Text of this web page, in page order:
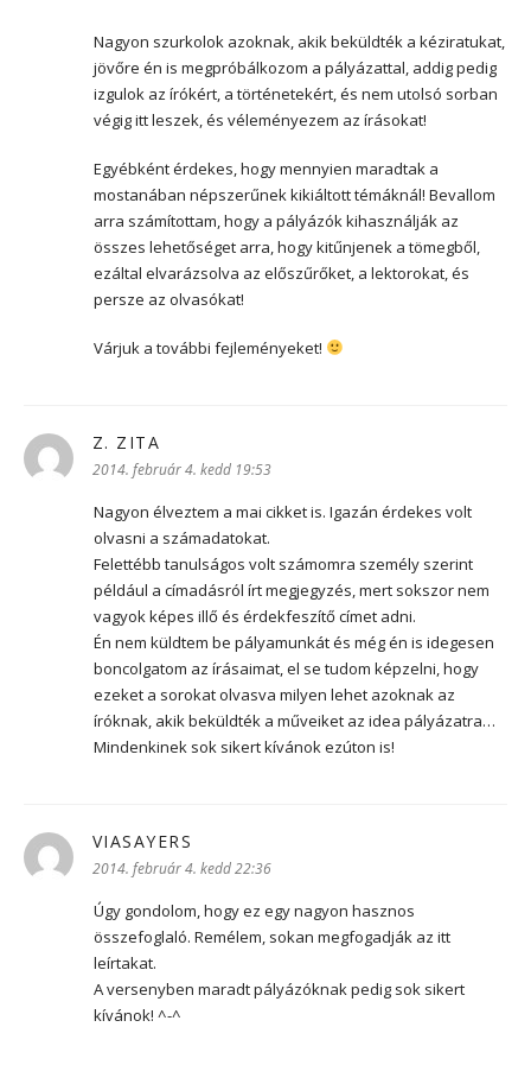
Nagyon szurkolok azoknak, akik beküldték a kéziratukat,
jövőre én is megpróbálkozom a pályázattal, addig pedig
izgulok az írókért, a történetekért, és nem utolsó sorban
végig itt leszek, és véleményezem az írásokat!
Egyébként érdekes, hogy mennyien maradtak a
mostanában népszerűnek kikiáltott témáknál! Bevallom
arra számítottam, hogy a pályázók kihasználják az
összes lehetőséget arra, hogy kitűnjenek a tömegből,
ezáltal elvarázsolva az előszűrőket, a lektorokat, és
persze az olvasókat!
Várjuk a további fejleményeket!
Z. ZITA
2014. február 4. kedd 19:53
Nagyon élveztem a mai cikket is. Igazán érdekes volt
olvasni a számadatokat.
Felettébb tanulságos volt számomra személy szerint
például a címadásról írt megjegyzés, mert sokszor nem
vagyok képes illő és érdekfeszítő címet adni.
Én nem küldtem be pályamunkát és még én is idegesen
boncolgatom az írásaimat, el se tudom képzelni, hogy
ezeket a sorokat olvasva milyen lehet azoknak az
íróknak, akik beküldték a műveiket az idea pályázatra…
Mindenkinek sok sikert kívánok ezúton is!
VIASAYERS
2014. február 4. kedd 22:36
Úgy gondolom, hogy ez egy nagyon hasznos
összefoglaló. Remélem, sokan megfogadják az itt
leírtakat.
A versenyben maradt pályázóknak pedig sok sikert
kívánok! ^-^